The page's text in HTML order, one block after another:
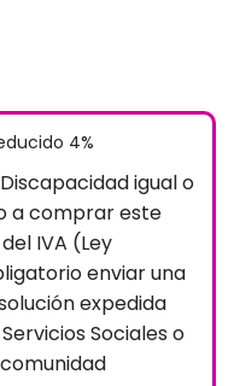
4%
igual o
a comprar este
IVA (Ley
enviar una
expedida
Sociales o